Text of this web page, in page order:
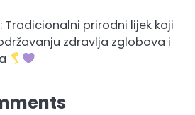
Tradicionalni prirodni lijek koji
zdravlja zglobova i